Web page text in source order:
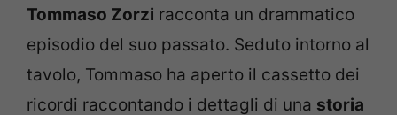
Tommaso Zorzi racconta un drammatico
episodio del suo passato. Seduto intorno al
tavolo, Tommaso ha aperto il cassetto dei
ricordi raccontando i dettagli di una storia